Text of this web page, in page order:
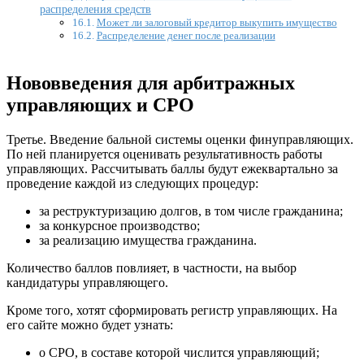
распределения средств
Может ли залоговый кредитор выкупить имущество
Распределение денег после реализации
Нововведения для арбитражных
управляющих и СРО
Третье. Введение бальной системы оценки финуправляющих.
По ней планируется оценивать результативность работы
управляющих. Рассчитывать баллы будут ежеквартально за
проведение каждой из следующих процедур:
за реструктуризацию долгов, в том числе гражданина;
за конкурсное производство;
за реализацию имущества гражданина.
Количество баллов повлияет, в частности, на выбор
кандидатуры управляющего.
Кроме того, хотят сформировать регистр управляющих. На
его сайте можно будет узнать:
о СРО, в составе которой числится управляющий;